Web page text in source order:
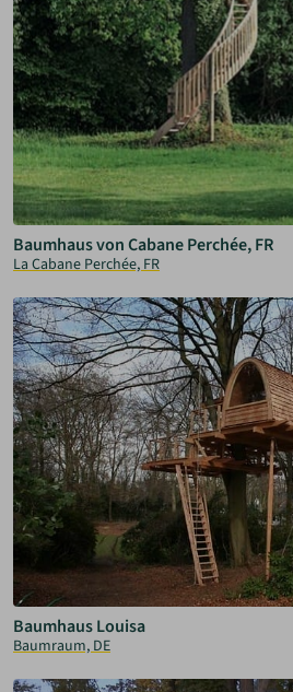
Baumhaus von Cabane Perchée, FR
La Cabane Perchée, FR
Baumhaus Louisa
Baumraum, DE